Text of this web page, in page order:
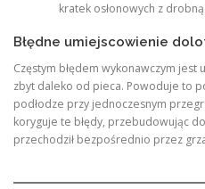
kratek osłonowych z
Błędne umiejscowienie
Częstym błędem wykonawczym
zbyt daleko od pieca. Powoduje to
podłodze przy jednoczesnym
koryguje te błędy, przebudowując
przechodził bezpośrednio przez